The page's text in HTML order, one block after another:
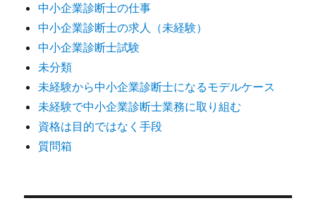
中小企業診断士の仕事
中小企業診断士の求人（未経験）
中小企業診断士試験
未分類
未経験から中小企業診断士になるモデルケース
未経験で中小企業診断士業務に取り組む
資格は目的ではなく手段
質問箱